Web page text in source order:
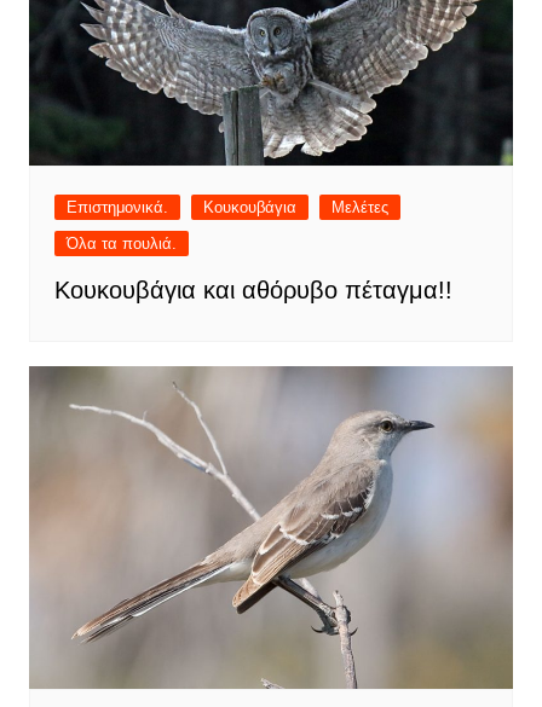
Επιστημονικά. Κουκουβάγια
Μελέτες
Όλα τα πουλιά.
Κουκουβάγια και αθόρυβο πέταγμα!!